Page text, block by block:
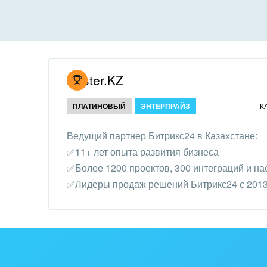
Внедрение КЭДО
Интеграция с 1С
Организация задач и
Внедрение Бизнес-
процессов
администрирование
Hoster.KZ
ПЛАТИНОВЫЙ ЭНТЕРПРАЙЗ
Ведущий партнер Битрикс24 в Казахстане:
✅11+ лет опыта развития бизнеса
✅Более 1200 проектов, 300 интеграций и
✅Лидеры продаж решений Битрикс24 с